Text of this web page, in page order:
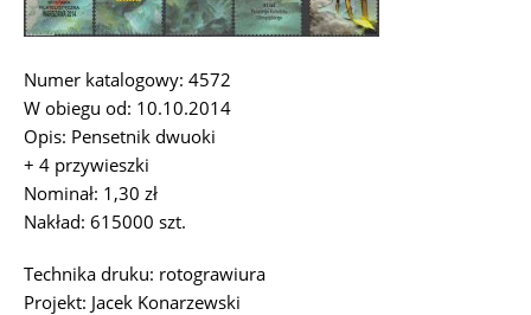
Numer katalogowy: 4572
W obiegu od: 10.10.2014
Opis: Pensetnik dwuoki
+ 4 przywieszki
Nominał: 1,30 zł
Nakład: 615000 szt.
Technika druku: rotograwiura
Projekt: Jacek Konarzewski